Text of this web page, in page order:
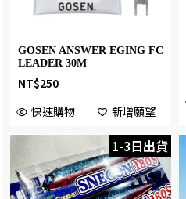
GOSEN ANSWER EGING FC
LEADER 30M
NT$250
快速購物
新增願望
1-3日出貨